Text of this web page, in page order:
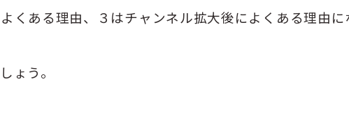
くある理由、３はチャンネル拡大後によくある理由に
ょう。